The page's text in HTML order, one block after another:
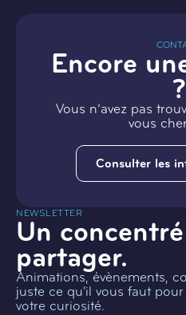
Encore
?
Vous n’avez pas
vous
Consulter les
NEWSLETTER
Un
partager.
Animations, évènements,
juste ce qu'il vous faut
votre curiosité.